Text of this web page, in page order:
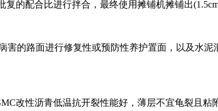
的配合比进行拌合，最终使用摊铺机摊铺出
的路面进行修复性或预防性养护置面，以及水泥
改性沥青低温抗开裂性能好，薄层不宜龟裂且粘